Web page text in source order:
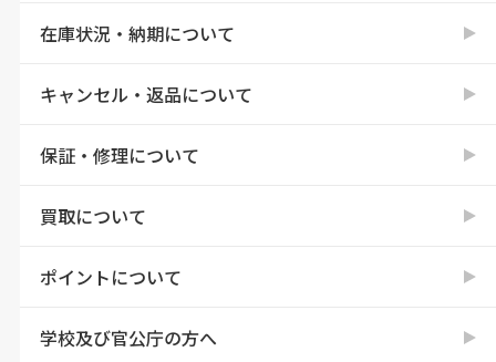
在庫状況・納期について
キャンセル・返品について
保証・修理について
買取について
ポイントについて
学校及び官公庁の方へ